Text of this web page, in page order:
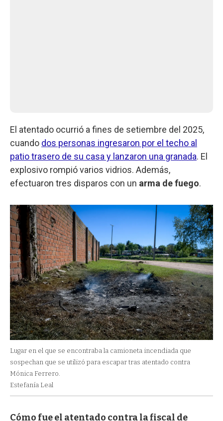
El atentado ocurrió a fines de setiembre del 2025,
cuando dos personas ingresaron por el techo al
patio trasero de su casa y lanzaron una granada. El
explosivo rompió varios vidrios. Además,
efectuaron tres disparos con un arma de fuego.
Lugar en el que se encontraba la camioneta incendiada que
sospechan que se utilizó para escapar tras atentado contra
Mónica Ferrero.
Estefanía Leal
Cómo fue el atentado contra la fiscal de